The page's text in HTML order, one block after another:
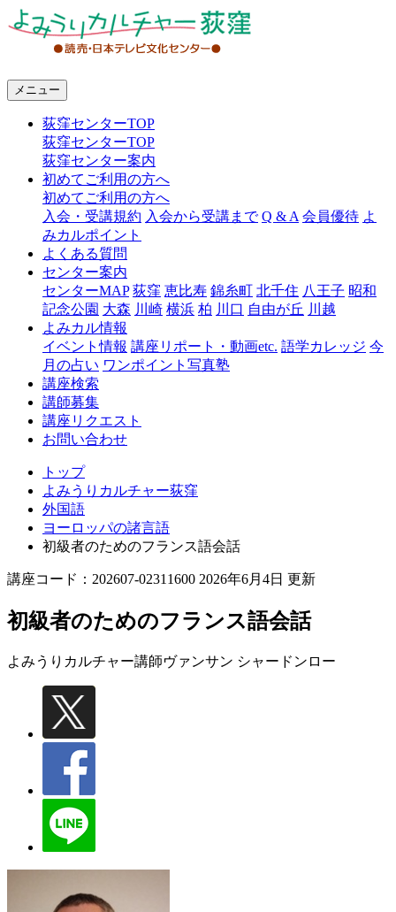
ャ
窪
メニュー
荻窪センターTOP
荻窪センターTOP
荻窪センター案内
初めてご利用の方へ
初めてご利用の方へ
入会・受講規約 入会から受講まで Q & A 会員優待 よ
みカルポイント
よくある質問
センター案内
センターMAP 荻窪 恵比寿 錦糸町 北千住 八王子 昭和
記念公園 大森 川崎 横浜 柏 川口 自由が丘 川越
よみカル情報
イベント情報 講座リポート・動画etc. 語学カレッジ 今
月の占い ワンポイント写真塾
講座検索
講師募集
講座リクエスト
お問い合わせ
トップ
よみうりカルチャー荻窪
外国語
ヨーロッパの諸言語
初級者のためのフランス語会話
講座コード：202607-02311600 2026年6月4日 更新
初級者のためのフランス語会話
よみうりカルチャー講師ヴァンサン シャードンロー